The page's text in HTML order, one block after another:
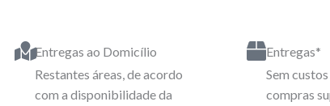
Entregas ao Domicílio
Restantes áreas, de acordo
com a disponibilidade da
Entregas*
Sem
compras